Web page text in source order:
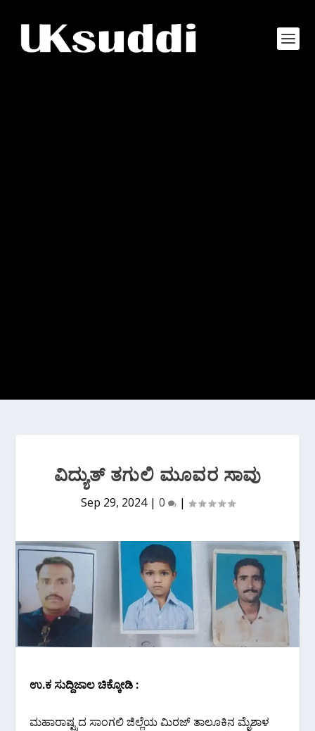
ವಿದ್ಯುತ್ ತಗುಲಿ ಮೂವರ ಸಾವು
Sep 29, 2024| 0 |
ಉ.ಕ‌ ಸುದ್ದಿಜಾಲ ಚಿಕ್ಕೋಡಿ :
ಮಹಾರಾಷ್ಟ್ರದ ಸಾಂಗಲಿ ಜಿಲ್ಲೆಯ ಮಿರಜ್ ತಾಲೂಕಿನ ಮೈಶಾಳ